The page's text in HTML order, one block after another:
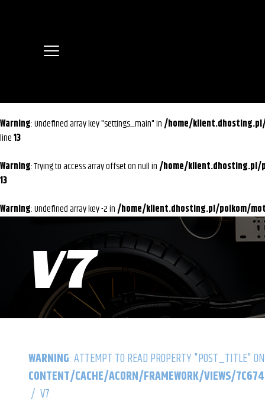
Warning : Undefined array key "settings_main" in/home/
line13
Warning : Trying to access array offset on null in/home/klient.dhosting.pl/
13
Warning : Undefined array key -2 in/home/klient.dhosting.pl/polkom/
V7
WARNING : ATTEMPT TO READ PROPERTY "POST_TITLE"
CONTENT/CACHE/ACORN/FRAMEWORK/VIEWS/
/ V7